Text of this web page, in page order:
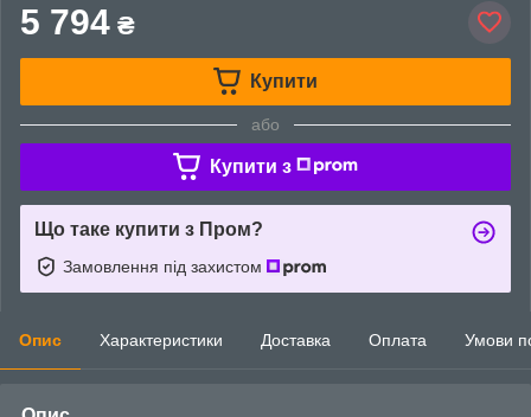
5 794 ₴
Купити
або
Купити з
Що таке купити з Пром?
Замовлення під захистом
Опис Характеристики Доставка Оплата Умови